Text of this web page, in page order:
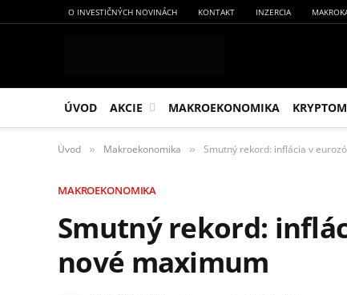
O INVESTIČNÝCH NOVINÁCH KONTAKT INZERCIA
ÚVOD AKCIE MAKROEKONOMIKA
Úvod » Makroekonomika » Smutný rekord: inflácia v
MAKROEKONOMIKA
Smutný rekord:
nové maximum